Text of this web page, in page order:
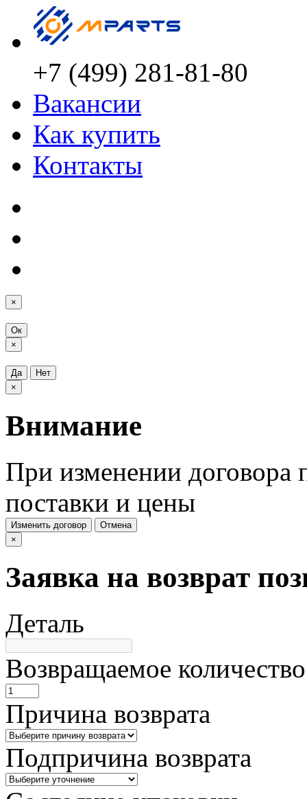
+7 (499) 281-81-80
Вакансии
Как купить
Контакты
×
Ок
×
Да
Нет
×
Внимание
При изменении договора
поставки и цены
Изменить договор
Отмена
×
Заявка на возврат
Деталь
Возвращаемое количество
Причина возврата
Подпричина возврата